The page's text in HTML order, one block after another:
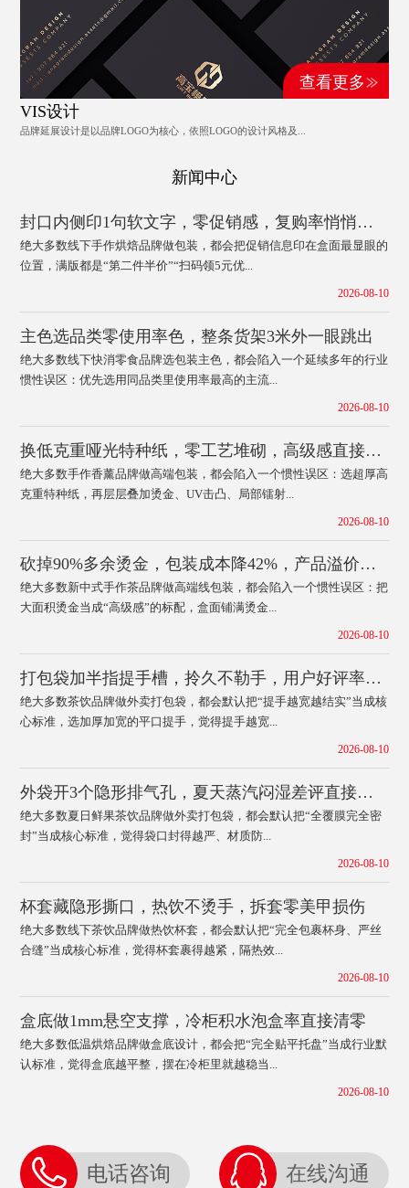
查看更多
VIS设计
品牌延展设计是以品牌LOGO为核心，依照LOGO的设计风格及...
新闻中心
封口内侧印1句软文字，零促销感，复购率悄悄涨32%
绝大多数线下手作烘焙品牌做包装，都会把促销信息印在盒面最显眼的
位置，满版都是“第二件半价”“扫码领5元优...
2026-08-10
主色选品类零使用率色，整条货架3米外一眼跳出
绝大多数线下快消零食品牌选包装主色，都会陷入一个延续多年的行业
惯性误区：优先选用同品类里使用率最高的主流...
2026-08-10
换低克重哑光特种纸，零工艺堆砌，高级感直接拉满
绝大多数手作香薰品牌做高端包装，都会陷入一个惯性误区：选超厚高
克重特种纸，再层层叠加烫金、UV击凸、局部镭射...
2026-08-10
砍掉90%多余烫金，包装成本降42%，产品溢价反涨
绝大多数新中式手作茶品牌做高端线包装，都会陷入一个惯性误区：把
大面积烫金当成“高级感”的标配，盒面铺满烫金...
2026-08-10
打包袋加半指提手槽，拎久不勒手，用户好评率涨37%
绝大多数茶饮品牌做外卖打包袋，都会默认把“提手越宽越结实”当成核
心标准，选加厚加宽的平口提手，觉得提手越宽...
2026-08-10
外袋开3个隐形排气孔，夏天蒸汽闷湿差评直接少62%
绝大多数夏日鲜果茶饮品牌做外卖打包袋，都会默认把“全覆膜完全密
封”当成核心标准，觉得袋口封得越严、材质防...
2026-08-10
杯套藏隐形撕口，热饮不烫手，拆套零美甲损伤
绝大多数线下茶饮品牌做热饮杯套，都会默认把“完全包裹杯身、严丝
合缝”当成核心标准，觉得杯套裹得越紧，隔热效...
2026-08-10
盒底做1mm悬空支撑，冷柜积水泡盒率直接清零
绝大多数低温烘焙品牌做盒底设计，都会把“完全贴平托盘”当成行业默
认标准，觉得盒底越平整，摆在冷柜里就越稳当...
2026-08-10
电话咨询 在线沟通